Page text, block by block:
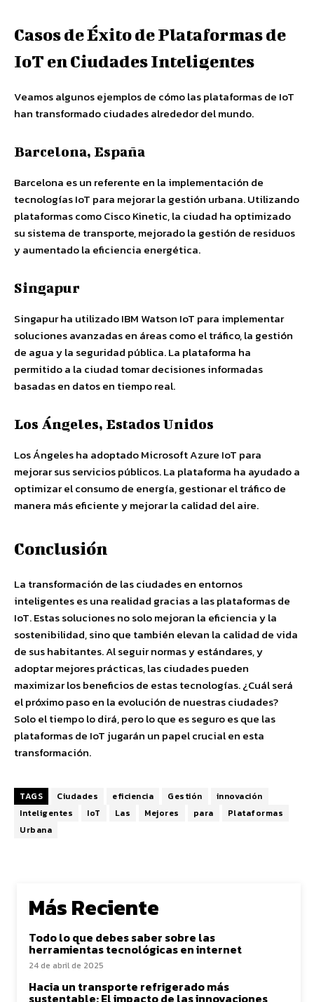
Casos de Éxito de Plataformas de
IoT en Ciudades Inteligentes
Veamos algunos ejemplos de cómo las plataformas de IoT
han transformado ciudades alrededor del mundo.
Barcelona, España
Barcelona es un referente en la implementación de
tecnologías IoT para mejorar la gestión urbana. Utilizando
plataformas como Cisco Kinetic, la ciudad ha optimizado
su sistema de transporte, mejorado la gestión de residuos
y aumentado la eficiencia energética.
Singapur
Singapur ha utilizado IBM Watson IoT para implementar
soluciones avanzadas en áreas como el tráfico, la gestión
de agua y la seguridad pública. La plataforma ha
permitido a la ciudad tomar decisiones informadas
basadas en datos en tiempo real.
Los Ángeles, Estados Unidos
Los Ángeles ha adoptado Microsoft Azure IoT para
mejorar sus servicios públicos. La plataforma ha ayudado a
optimizar el consumo de energía, gestionar el tráfico de
manera más eficiente y mejorar la calidad del aire.
Conclusión
La transformación de las ciudades en entornos
inteligentes es una realidad gracias a las plataformas de
IoT. Estas soluciones no solo mejoran la eficiencia y la
sostenibilidad, sino que también elevan la calidad de vida
de sus habitantes. Al seguir normas y estándares, y
adoptar mejores prácticas, las ciudades pueden
maximizar los beneficios de estas tecnologías. ¿Cuál será
el próximo paso en la evolución de nuestras ciudades?
Solo el tiempo lo dirá, pero lo que es seguro es que las
plataformas de IoT jugarán un papel crucial en esta
transformación.
TAGS Ciudades eficiencia Gestión
innovación
Inteligentes
IoT Las Mejores para
Plataformas
Urbana
Más Reciente
Todo lo que debes saber sobre las
herramientas tecnológicas en internet
24 de abril de 2025
Hacia un transporte refrigerado más
sustentable: El impacto de las innovaciones